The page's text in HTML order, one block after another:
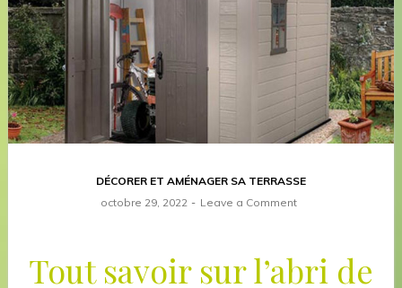
DÉCORER ET AMÉNAGER SA TERRASSE
octobre 29, 2022
Leave a Comment
Tout savoir sur l’abri de